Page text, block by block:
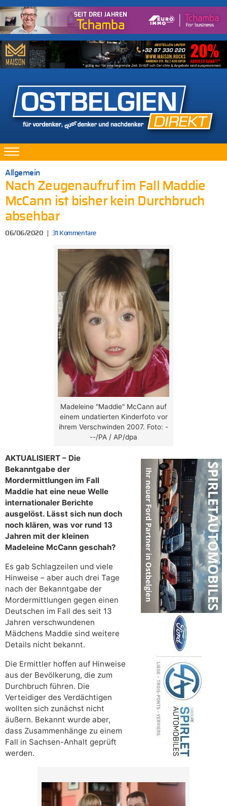
Allgemein
Nach Zeugenaufruf im Fall Maddie
McCann ist bisher kein Durchbruch
absehbar
06/06/2020 31 Kommentare
Madeleine "Maddie" McCann auf
einem undatierten Kinderfoto vor
ihrem Verschwinden 2007. Foto: -
--/PA / AP/dpa
AKTUALISIERT – Die
Bekanntgabe der
Mordermittlungen im Fall
Maddie hat eine neue Welle
internationaler Berichte
ausgelöst. Lässt sich nun doch
noch klären, was vor rund 13
Jahren mit der kleinen
Madeleine McCann geschah?
Es gab Schlagzeilen und viele
Hinweise – aber auch drei Tage
nach der Bekanntgabe der
Mordermittlungen gegen einen
Deutschen im Fall des seit 13
Jahren verschwundenen
Mädchens Maddie sind weitere
Details nicht bekannt.
Die Ermittler hoffen auf Hinweise
aus der Bevölkerung, die zum
Durchbruch führen. Die
Verteidiger des Verdächtigen
wollten sich zunächst nicht
äußern. Bekannt wurde aber,
dass Zusammenhänge zu einem
Fall in Sachsen-Anhalt geprüft
werden.